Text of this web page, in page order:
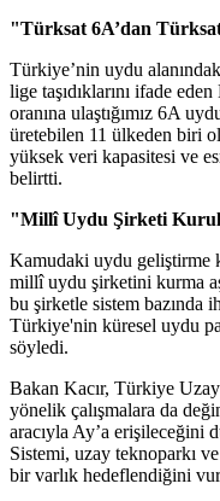
"Türksat 6A’dan
Türkiye’nin uydu
lige taşıdıklarını ifade
oranına ulaştığımız 6A
üretebilen 11 ülkeden biri
yüksek veri kapasitesi ve
belirtti.
"Millî Uydu Şirketi
Kamudaki uydu geliştirme
millî uydu şirketini kurma
bu şirketle sistem bazında
Türkiye'nin küresel uydu
söyledi.
Bakan Kacır, Türkiye
yönelik çalışmalara da
aracıyla Ay’a erişileceğini
Sistemi, uzay teknoparkı
bir varlık hedeflendiğini